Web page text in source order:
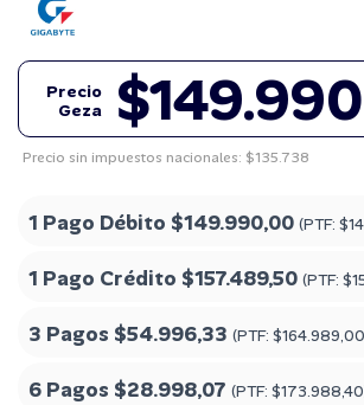
$149.990
Precio
Geza
Precio sin impuestos nacionales: $135.738
1 Pago Débito $149.990,00 (PTF:
1 Pago Crédito $157.489,50 (PTF:
3 Pagos $54.996,33 (PTF: $164.989,00
6 Pagos $28.998,07 (PTF: $173.988,40